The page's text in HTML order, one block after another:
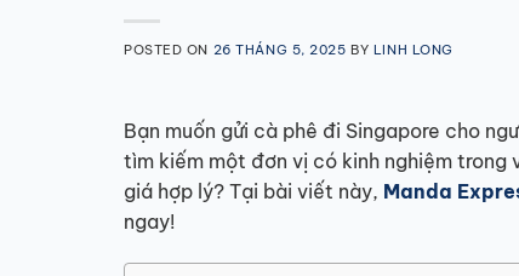
POSTED ON 26 THÁNG 5, 2025 BY LINH LONG
Bạn muốn gửi cà phê đi Singapore cho
tìm kiếm một đơn vị có kinh nghiệm trong
giá hợp lý? Tại bài viết này, Manda
ngay!